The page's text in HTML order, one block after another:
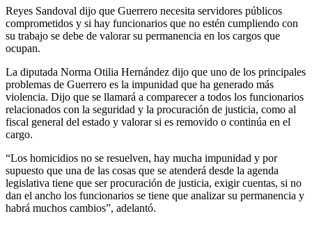
Reyes Sandoval dijo que Guerrero necesita servidores públicos
comprometidos y si hay funcionarios que no estén cumpliendo con
su trabajo se debe de valorar su permanencia en los cargos que
ocupan.
La diputada Norma Otilia Hernández dijo que uno de los principales
problemas de Guerrero es la impunidad que ha generado más
violencia. Dijo que se llamará a comparecer a todos los funcionarios
relacionados con la seguridad y la procuración de justicia, como al
fiscal general del estado y valorar si es removido o continúa en el
cargo.
“Los homicidios no se resuelven, hay mucha impunidad y por
supuesto que una de las cosas que se atenderá desde la agenda
legislativa tiene que ser procuración de justicia, exigir cuentas, si no
dan el ancho los funcionarios se tiene que analizar su permanencia y
habrá muchos cambios”, adelantó.